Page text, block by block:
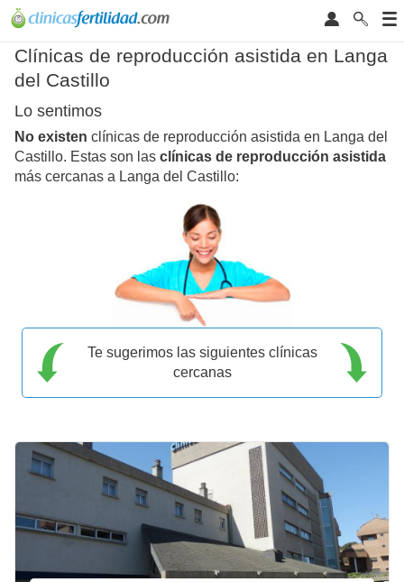
Clínicas de reproducción asistida en Langa
del Castillo
Lo sentimos
No existen clínicas de reproducción asistida en Langa del
Castillo. Estas son las clínicas de reproducción asistida
más cercanas a Langa del Castillo:
Te sugerimos las siguientes clínicas
cercanas